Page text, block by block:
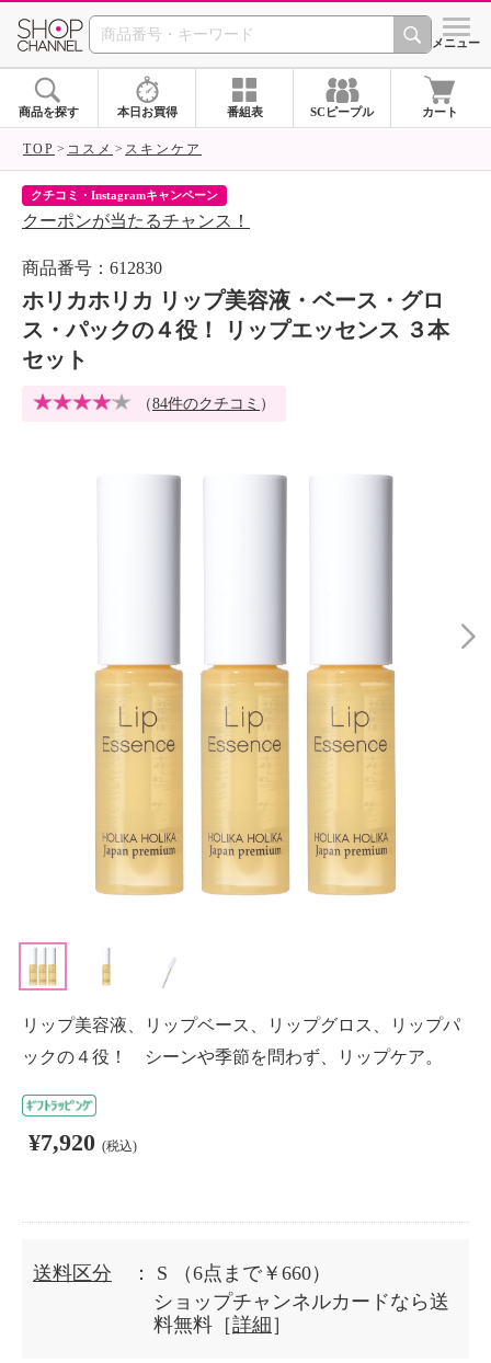
SHOP CHANNEL シメニュー
商品を探す 本日お買得 番組表 SCピープル カート
TOP コスメ スキンケア
クチコミ・Instagramキャンペーン
クーポンが当たるチャンス！
商品番号：612830
ホリカホリカ リップ美容液・ベース・グロ
ス・パックの４役！ リップエッセンス ３本
セット
（84件のクチコミ ）
リップ美容液、リップベース、リップグロス、リップパ
ックの４役！ シーンや季節を問わず、リップケア。
¥7,920 (税込)
送料区分 ： S
（6点まで￥660）
ショップチャンネルカードなら送
料無料［詳細 ］